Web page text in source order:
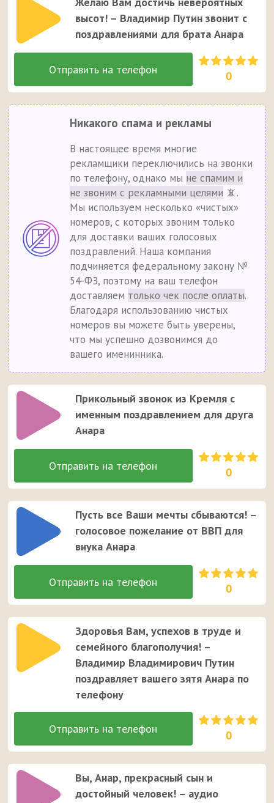
высот! – Владимир Путин звонит с
поздравлениями для брата Анара
0
Никакого спама и рекламы
В настоящее время многие
рекламщики переключились на звонки
по телефону, однако мы не спамим и
не звоним с рекламными целями 📵.
Мы используем несколько «чистых»
номеров, с которых звоним только
для доставки ваших голосовых
поздравлений. Наша компания
подчиняется федеральному закону №
54-ФЗ, поэтому на ваш телефон
доставляем только чек после оплаты.
Благодаря использованию чистых
номеров вы можете быть уверены,
что мы успешно дозвонимся до
вашего именинника.
Прикольный звонок из Кремля с
именным поздравлением для друга
Анара
0
Пусть все Ваши мечты сбываются! –
голосовое пожелание от ВВП для
внука Анара
0
Здоровья Вам, успехов в труде и
семейного благополучия! –
Владимир Владимирович Путин
поздравляет вашего зятя Анара по
телефону
0
Вы, Анар, прекрасный сын и
достойный человек! – аудио